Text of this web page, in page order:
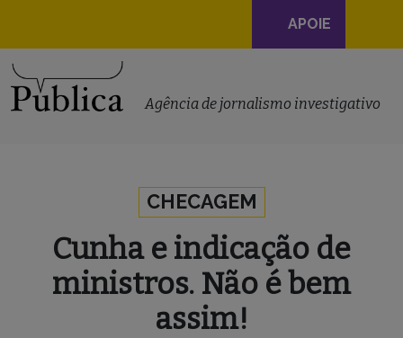
Navegação
principal
APOIE
Agência de jornalismo investigativo
CHECAGEM
Cunha e indicação de
ministros. Não é bem
assim!